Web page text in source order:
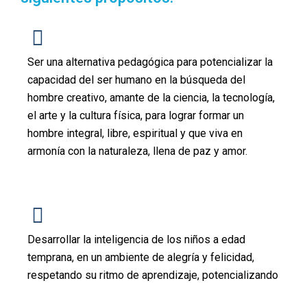
Ser una alternativa pedagógica para potencializar la
capacidad del ser humano en la búsqueda del
hombre creativo, amante de la ciencia, la tecnología,
el arte y la cultura física, para lograr formar un
hombre integral, libre, espiritual y que viva en
armonía con la naturaleza, llena de paz y amor.
Desarrollar la inteligencia de los niños a edad
temprana, en un ambiente de alegría y felicidad,
respetando su ritmo de aprendizaje, potencializando